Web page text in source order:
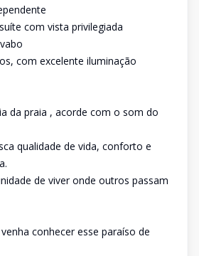
com vista privilegiada
com excelente iluminação
da praia , acorde com o som do
qualidade de vida, conforto e
de viver onde outros passam
conhecer esse paraíso de